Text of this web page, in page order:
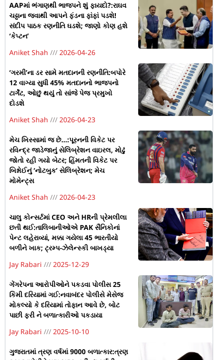
AAPમાં ભંગાણથી ભાજપને શું ફાયદો?:રાઘવ
ચઢ્ઢાના જવાથી આપને ફંડના ફાંફાં પડશે!
સંદીપ પાઠક રણનીતિ ઘડશે; જાણો કોણ હશે
‘કેપ્ટન’
Aniket Shah
2026-04-26
‘ગરમી’ના ડર સામે મતદાનની રણનીતિ:બપોરે
12 વાગ્યા સુધી 45% મતદાનનો ભાજપનો
ટાર્ગેટ, ઓછું થયું તો સાંજે પેજ પ્રમુખો
દોડશે
Aniket Shah
2026-04-23
મેચ ખિસ્સામાં જ છે…:પૂરનની વિકેટ પર
રવિન્દ્ર જાડેજાનું સેલિબ્રેશન વાઇરલ, મોઢું
જોતો રહી ગયો બેટર; હિંમતની વિકેટ પર
બિશ્નોઈનું ‘નોટબુક’ સેલિબ્રેશન; મેચ
મોમેન્ટ્સ
Aniket Shah
2026-04-23
ચાલુ કોન્સર્ટમાં CEO અને HRની પ્રેમલીલા
છતી થઈ:તાલિબાનીઓએ PAK સૈનિકોનાં
પેન્ટ લહેરાવ્યાં, મક્કા ગયેલા 45 ભારતીયો
બળીને ખાક; ટ્રમ્પ-ઝેલેન્સ્કી બાખડ્યા
Jay Rabari
2025-12-29
ગેંગરેપના આરોપીઓને પકડવા પોલીસ 25
કિમી દરિયામાં ગઈ:નવાબંદર પોલીસે મેસેજ
મોકલ્યો કે દરિયામાં તોફાન આવે છે, બોટ
પાછી ફરી ને બળાત્કારીઓ પકડાયા
Jay Rabari
2025-10-10
ગુજરાતમાં ત્રણ વર્ષમાં 9000 બળાત્કાર:ત્રણ